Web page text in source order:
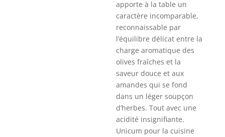
apporte à la table un
caractère incomparable,
reconnaissable par
l’équilibre délicat entre la
charge aromatique des
olives fraîches et la
saveur douce et aux
amandes qui se fond
dans un léger soupçon
d’herbes. Tout avec une
acidité insignifiante.
Unicum pour la cuisine